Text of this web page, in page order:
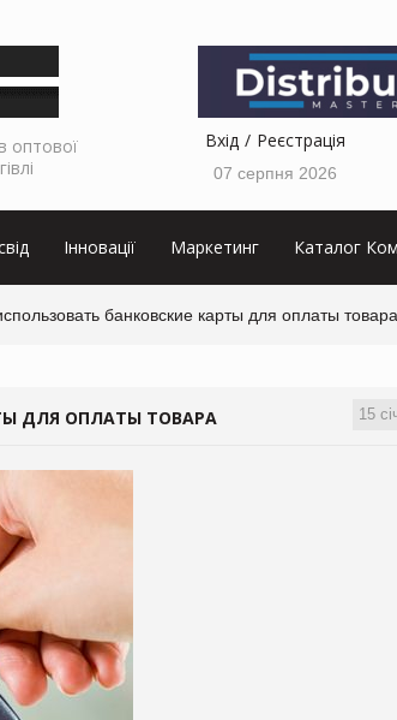
оптової
Вхід Реєстрація
07 серпня 2026
Інновації Маркетинг Каталог
банковские карты для оплаты товара
15
ДЛЯ ОПЛАТЫ ТОВАРА